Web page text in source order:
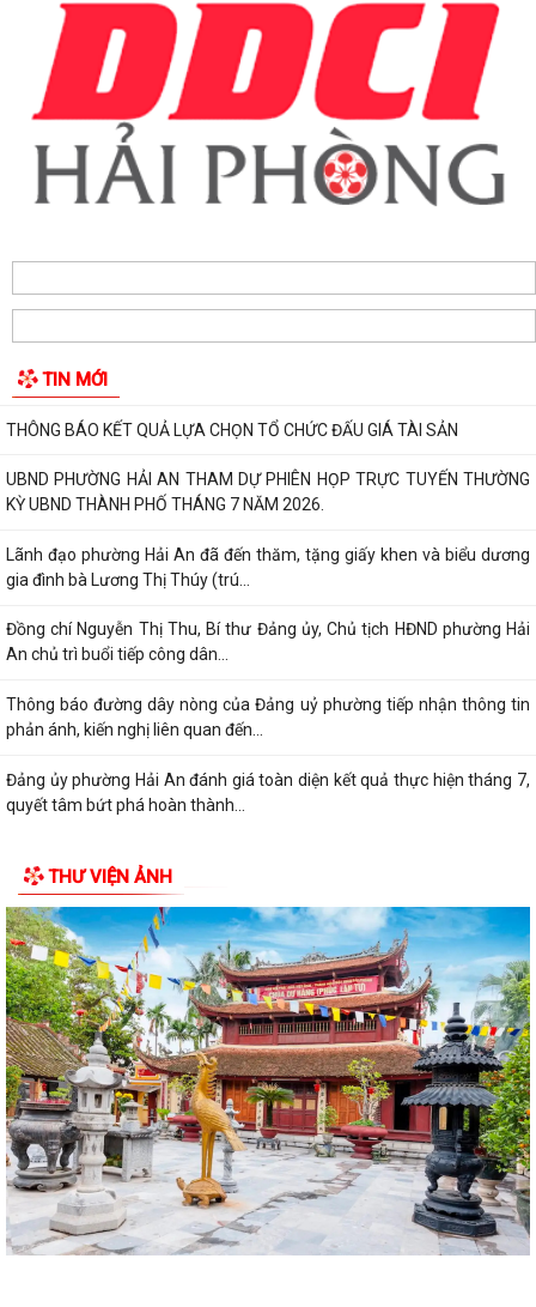
TIN MỚI
Hộ dân phường Hải An tự nguyện hiến 131,2 m² đất phục vụ mở rộng
tuyến đường trước cửa trường THPT...
Các ngày lễ, ngày kỷ niệm nổi bật trong tháng 8
NHANH CHÓNG, TIỆN LỢI
kiến nghị liên quan đến việc giải...
THÔNG BÁO KẾT QUẢ LỰA CHỌN TỔ CHỨC ĐẤU GIÁ TÀI SẢN
UBND PHƯỜNG HẢI AN THAM DỰ PHIÊN HỌP TRỰC TUYẾN THƯỜNG
KỲ UBND THÀNH PHỐ THÁNG 7 NĂM 2026.
Lãnh đạo phường Hải An đã đến thăm, tặng giấy khen và biểu dương
gia đình bà Lương Thị Thúy (trú...
Đồng chí Nguyễn Thị Thu, Bí thư Đảng ủy, Chủ tịch HĐND phường Hải
An chủ trì buổi tiếp công dân...
Thông báo đường dây nòng của Đảng uỷ phường tiếp nhận thông tin
phản ánh, kiến nghị liên quan đến...
Đảng ủy phường Hải An đánh giá toàn diện kết quả thực hiện tháng 7,
quyết tâm bứt phá hoàn thành...
An chủ trì buổi tiếp công dân...
ĐIỂM CẦU PHƯỜNG HẢI AN THAM GIA HỘI NGHỊ TOÀN QUỐC QUÁN
TRIỆT, TRIỂN KHAI THỰC HIỆN NGHỊ QUYẾT HỘI...
THÔNG BÁO Về việc lựa chọn tổ chức đấu giá tài sản.
Thực hiện chế độ báo cáo hoạt động đầu tư trên Hệ thống thông tin về
giám sát, đánh giá đầu tư
QUYẾT ĐỊNH Phê duyệt phương án đấu giá quyền sử dụng đất đối với
76 lô đất thuộc 03 ô đất N3, N5,...
50 SUẤT QUÀ ĐƯỢC TẬP ĐOÀN BABEENI TRAO TẶNG TỚI GIA ĐÌNH
CHÍNH SÁCH, NGƯỜI CÓ CÔNG PHƯỜNG HẢI AN
THƯ VIỆN ẢNH